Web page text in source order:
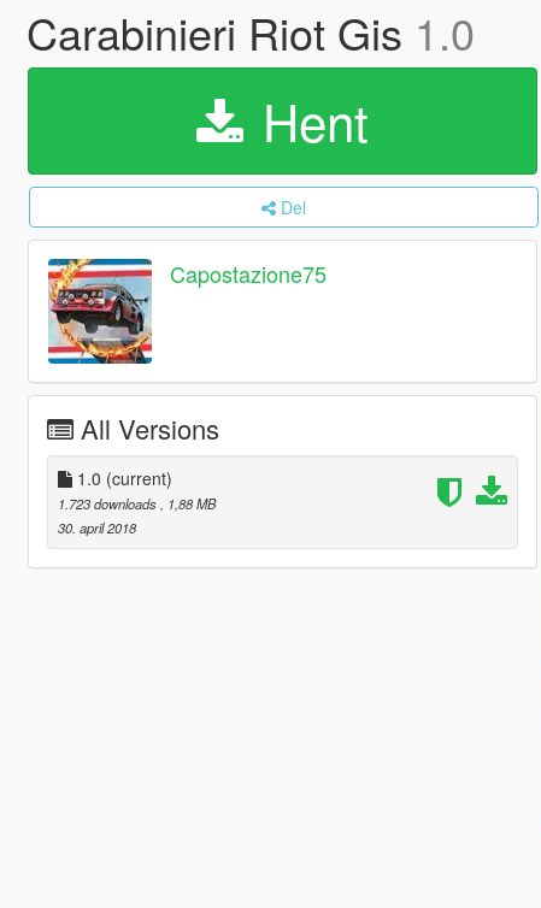
Carabinieri Riot Gis 1.0
Hent
Del
Capostazione75
All Versions
1.0 (current)
1.723 downloads
, 1,88 MB
30. april 2018